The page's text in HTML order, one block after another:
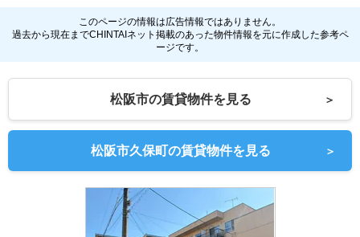
通勤通学時間から
物件特集から
不動産会社から
TOP
このページの情報は広告情報ではありません。
過去から現在までCHINTAIネット掲載のあった物件情報を元に作成した参考ペ
ージです。
松阪市の賃貸物件を見る ＞
松阪市久保町の賃貸物件を見る ＞